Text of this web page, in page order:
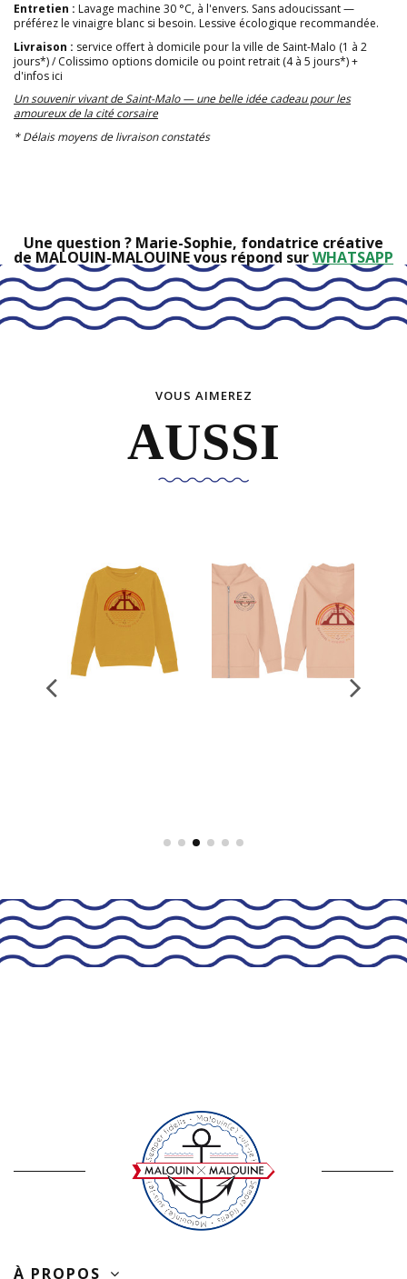
Entretien : Lavage machine 30 °C, à l'envers. Sans adoucissant —
préférez le vinaigre blanc si besoin. Lessive écologique recommandée.
Livraison : service offert à domicile pour la ville de Saint-Malo (1 à 2
jours*) / Colissimo options domicile ou point retrait (4 à 5 jours*)+
d'infos ici
Un souvenir vivant de Saint-Malo — une belle idée cadeau pour les
amoureux de la cité corsaire
* Délais moyens de livraison constatés
Une question ? Marie-Sophie, fondatrice créative
de MALOUIN-MALOUINE vous répond surWHATSAPP
VOUS AIMEREZ
AUSSI
À PROPOS